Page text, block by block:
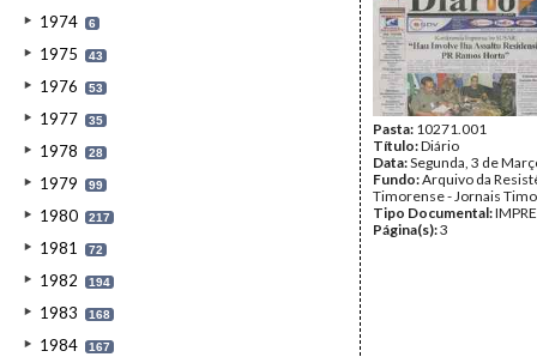
1974 6
1975 43
1976 53
1977 35
1978 28
1979 99
1980 217
1981 72
1982 194
1983 168
1984 167
Pasta: 10271.001
Título:Diário
Data:Segunda, 3 de
Fundo:Arquivo da
Timorense - Jornais
Tipo Documental:
Página(s):3